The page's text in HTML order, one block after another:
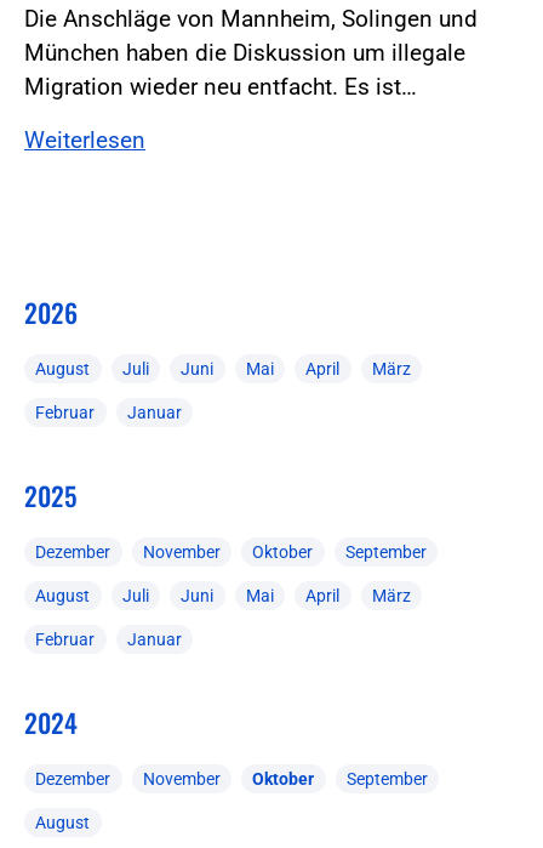
Die Anschläge von Mannheim, Solingen und
München haben die Diskussion um illegale
Migration wieder neu entfacht. Es ist…
Weiterlesen
2026
August Juli Juni Mai April März
Februar Januar
2025
Dezember November Oktober September
August Juli Juni Mai April März
Februar Januar
2024
Dezember November Oktober September
August